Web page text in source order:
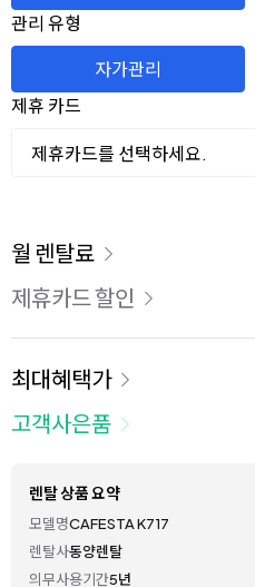
관리 유형
자가관리
제휴 카드
제휴카드를 선택하세요.
이용 요금
월 렌탈료
제휴카드 할인
최대혜택가
고객사은품
렌탈 상품 요약
모델명CAFESTA K717
렌탈사동양렌탈
의무사용기간5년